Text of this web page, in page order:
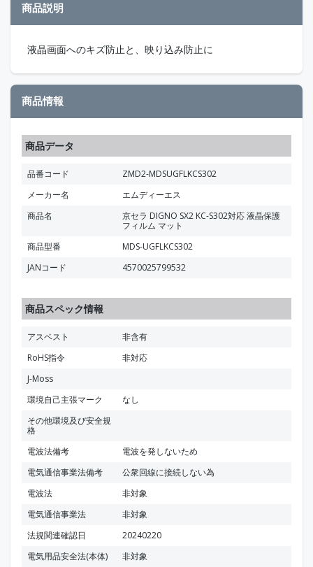
商品説明
液晶画面へのキズ防止と、映り込み防止に
商品情報
商品データ
品番コード
ZMD2-MDSUGFLKCS302
メーカー名
エムディーエス
商品名
京セラ DIGNO SX2 KC-S302対応 液晶保護
フィルム マット
商品型番
MDS-UGFLKCS302
JANコード
4570025799532
商品スペック情報
アスベスト
非含有
RoHS指令
非対応
J-Moss
環境自己主張マーク
なし
その他環境及び安全規
格
電波法備考
電波を発しないため
電気通信事業法備考
公衆回線に接続しない為
電波法
非対象
電気通信事業法
非対象
法規関連確認日
20240220
電気用品安全法(本体)
非対象